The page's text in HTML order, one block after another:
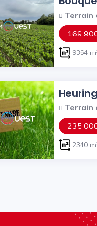
Terrain
169
9364
Terrain
235
2340